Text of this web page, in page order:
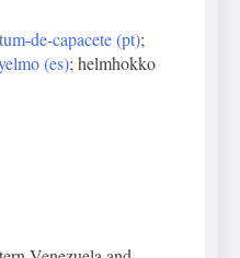
de-capacete (pt);
(es); helmhokko